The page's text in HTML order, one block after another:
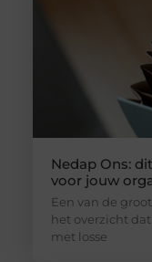
Nedap Ons:
voor jouw
Een van de
het overzicht
met losse